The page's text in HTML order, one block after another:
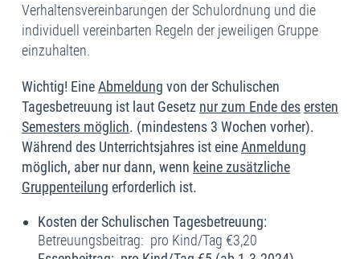
Verhaltensvereinbarungen der Schulordnung und die
individuell vereinbarten Regeln der jeweiligen Gruppe
einzuhalten.
Wichtig! EineAbmeldung von der Schulischen
Tagesbetreuung ist laut Gesetz nur zum Ende desersten
Semesters möglich. (mindestens 3 Wochen vorher).
Während des Unterrichtsjahres ist eineAnmeldung
möglich, aber nur dann, wenn keine zusätzliche
Gruppenteilung erforderlich ist.
Kosten der Schulischen Tagesbetreuung:
Betreuungsbeitrag: pro Kind/Tag €3,20